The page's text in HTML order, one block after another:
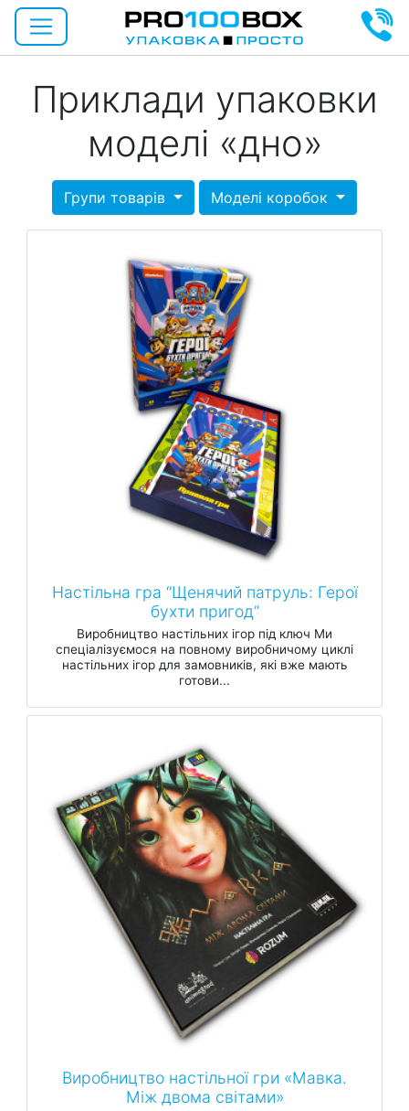
Приклади упаковки
моделі «дно»
Групи товарів Моделі коробок
Настільна гра “Щенячий патруль: Герої
бухти пригод”
Виробництво настільних ігор під ключ Ми
спеціалізуємося на повному виробничому циклі
настільних ігор для замовників, які вже мають
готови...
Виробництво настільної гри «Мавка.
Між двома світами»